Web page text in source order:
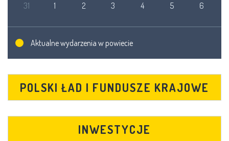
31 1 2 3 4 5 6
Aktualne wydarzenia w powiecie
POLSKI ŁAD I FUNDUSZE KRAJOWE
INWESTYCJE